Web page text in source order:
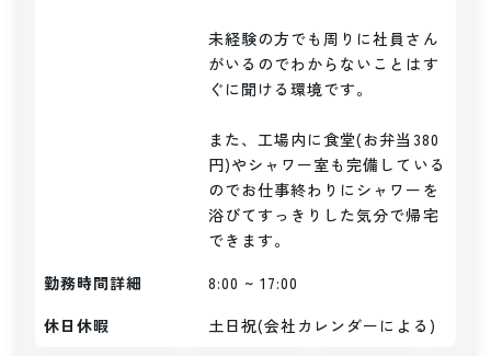
未経験の方でも周りに社員さん
がいるのでわからないことはす
ぐに聞ける環境です。
また、工場内に食堂(お弁当380
円)やシャワー室も完備している
のでお仕事終わりにシャワーを
浴びてすっきりした気分で帰宅
できます。
勤務時間詳細
8:00 ~ 17:00
休日休暇
土日祝(会社カレンダーによる)